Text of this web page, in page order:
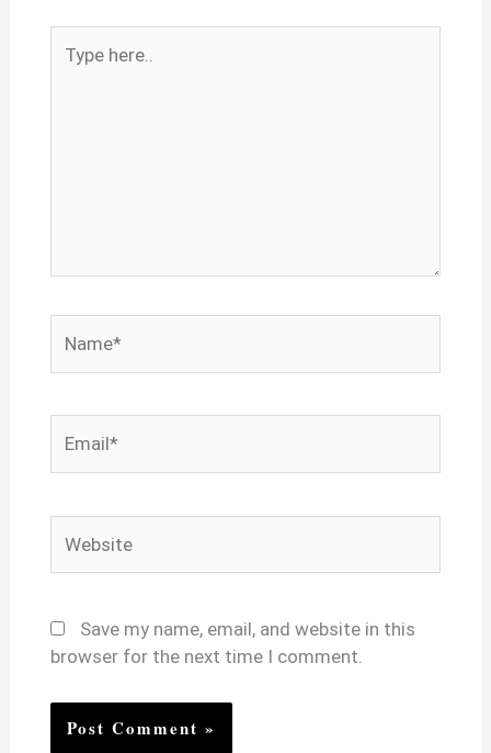
here..
Save my name, email, and website in this
browser for the next time I comment.